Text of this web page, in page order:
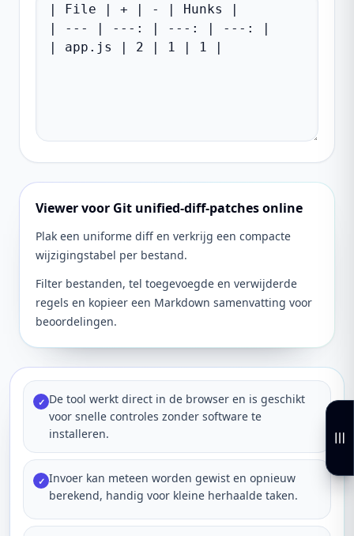
Viewer voor Git unified-diff-patches online
Plak een uniforme diff en verkrijg een compacte
wijzigingstabel per bestand.
Filter bestanden, tel toegevoegde en verwijderde
regels en kopieer een Markdown samenvatting voor
beoordelingen.
✓ De tool werkt direct in de browser en is geschikt
voor snelle controles zonder software te
installeren.
✓ Invoer kan meteen worden gewist en opnieuw
berekend, handig voor kleine herhaalde taken.